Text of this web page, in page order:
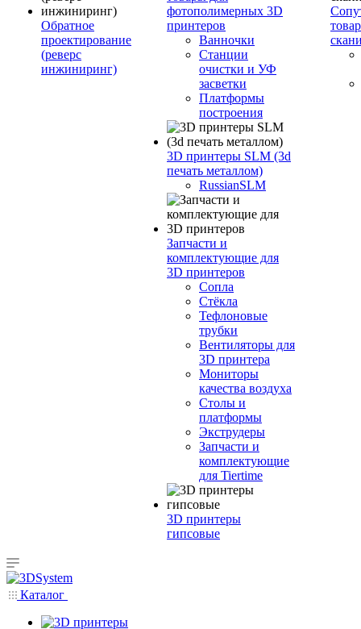
Обратное
проектирование
(реверс
инжиниринг)
фотополимерных 3D
принтеров
Ванночки
Станции
очистки и УФ
засветки
Платформы
построения
3D принтеры SLM (3d
печать металлом)
RussianSLM
Запчасти и
комплектующие для
3D принтеров
Сопла
Cтёкла
Тефлоновые
трубки
Вентиляторы для
3D принтера
Мониторы
качества воздуха
Столы и
платформы
Экструдеры
Запчасти и
комплектующие
для Tiertime
3D принтеры
гипсовые
Каталог